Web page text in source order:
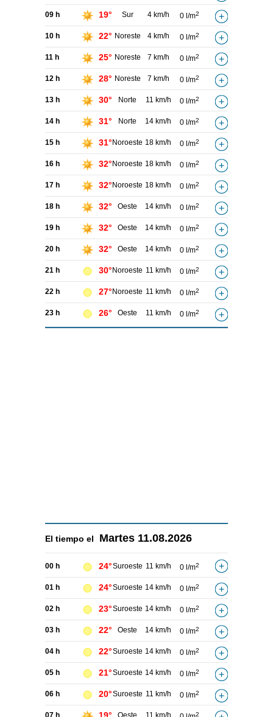
09 h 19° Sur 4 km/h 0 l/m2
10 h 22° Noreste 4 km/h 0 l/m2
11 h 25° Noreste 7 km/h 0 l/m2
12 h 28° Noreste 7 km/h 0 l/m2
13 h 30° Norte 11 km/h 0 l/m2
14 h 31° Norte 14 km/h 0 l/m2
15 h 31° Noroeste 18 km/h 0 l/m2
16 h 32° Noroeste 18 km/h 0 l/m2
17 h 32° Noroeste 18 km/h 0 l/m2
18 h 32° Oeste 14 km/h 0 l/m2
19 h 32° Oeste 14 km/h 0 l/m2
20 h 32° Oeste 14 km/h 0 l/m2
21 h 30° Noroeste 11 km/h 0 l/m2
22 h 27° Noroeste 11 km/h 0 l/m2
23 h 26° Oeste 11 km/h 0 l/m2
El tiempo el Martes 11.08.2026
00 h 24°Suroeste 11 km/h 0 l/m2
01 h 24°Suroeste 14 km/h 0 l/m2
02 h 23°Suroeste 14 km/h 0 l/m2
03 h 22° Oeste 14 km/h 0 l/m2
04 h 22°Suroeste 14 km/h 0 l/m2
05 h 21°Suroeste 14 km/h 0 l/m2
06 h 20°Suroeste 11 km/h 0 l/m2
2